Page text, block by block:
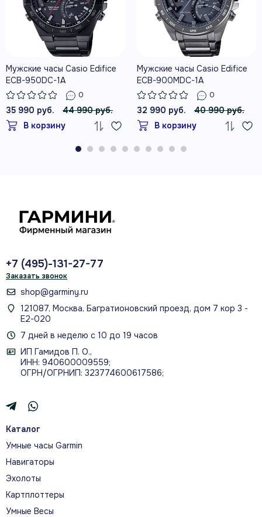
Мужские часы Casio Edifice
ECB-950DC-1A
0
35 990 руб.
44 990 руб.
В корзину
Мужские часы Casio Edifice
ECB-900MDC-1A
0
32 990 руб.
40 990 руб.
В корзину
+7 (495)-131-27-77
Заказать звонок
shop@garminy.ru
121087, Москва, Багратионовский проезд, дом 7 кор 3 -
Е2-020
7 дней в неделю с 10 до 19 часов
ИП Гамидов П. О.,
ИНН: 940600009559;
ОГРН/ОГРНИП: 323774600617586;
Каталог
Умные часы Garmin
Навигаторы
Эхолоты
Картплоттеры
Умные Весы